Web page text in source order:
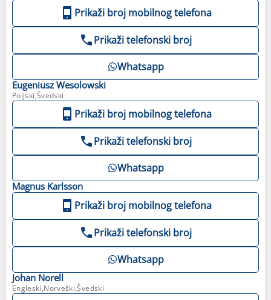
Prikaži broj mobilnog telefona
Prikaži telefonski broj
Whatsapp
Eugeniusz Wesolowski
Poljski,Švedski
Prikaži broj mobilnog telefona
Prikaži telefonski broj
Whatsapp
Magnus Karlsson
Prikaži broj mobilnog telefona
Prikaži telefonski broj
Whatsapp
Johan Norell
Engleski,Norveški,Švedski